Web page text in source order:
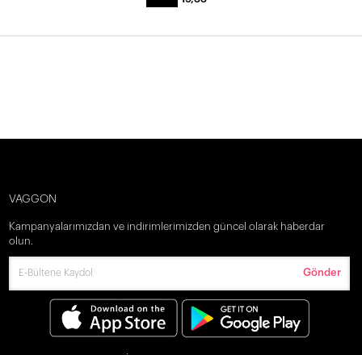
VAGGON
Kampanyalarımızdan ve indirimlerimizden güncel olarak haberdar
olun.
Gönder